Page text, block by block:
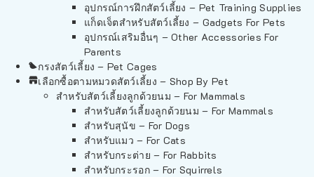
อุปกรณ์การฝึกสัตว์เลี้ยง – Pet Training Supplies
แก็ดเจ็ตสำหรับสัตว์เลี้ยง – Gadgets For Pets
อุปกรณ์เสริมอื่นๆ – Other Accessories For
Parents
กรงสัตว์เลี้ยง – Pet Cages
เลือกซื้อตามหมวดสัตว์เลี้ยง – Shop By Pet
สำหรับสัตว์เลี้ยงลูกด้วยนม – For Mammals
สำหรับสัตว์เลี้ยงลูกด้วยนม – For Mammals
สำหรับสุนัข – For Dogs
สำหรับแมว – For Cats
สำหรับกระต่าย – For Rabbits
สำหรับกระรอก – For Squirrels